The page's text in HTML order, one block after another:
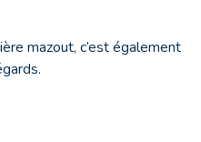
mazout, c’est également